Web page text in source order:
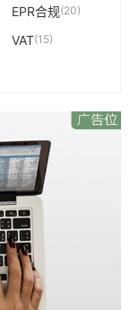
EPR合规(20)
VAT(15)